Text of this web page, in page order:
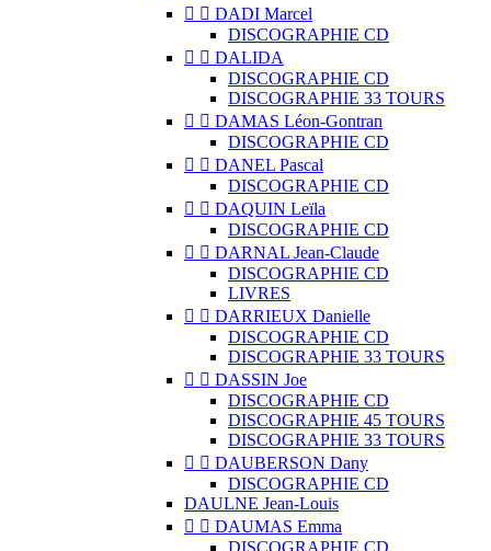
  DADI Marcel
DISCOGRAPHIE CD
  DALIDA
DISCOGRAPHIE CD
DISCOGRAPHIE 33 TOURS
  DAMAS Léon-Gontran
DISCOGRAPHIE CD
  DANEL Pascal
DISCOGRAPHIE CD
  DAQUIN Leïla
DISCOGRAPHIE CD
  DARNAL Jean-Claude
DISCOGRAPHIE CD
LIVRES
  DARRIEUX Danielle
DISCOGRAPHIE CD
DISCOGRAPHIE 33 TOURS
  DASSIN Joe
DISCOGRAPHIE CD
DISCOGRAPHIE 45 TOURS
DISCOGRAPHIE 33 TOURS
  DAUBERSON Dany
DISCOGRAPHIE CD
DAULNE Jean-Louis
  DAUMAS Emma
DISCOGRAPHIE CD